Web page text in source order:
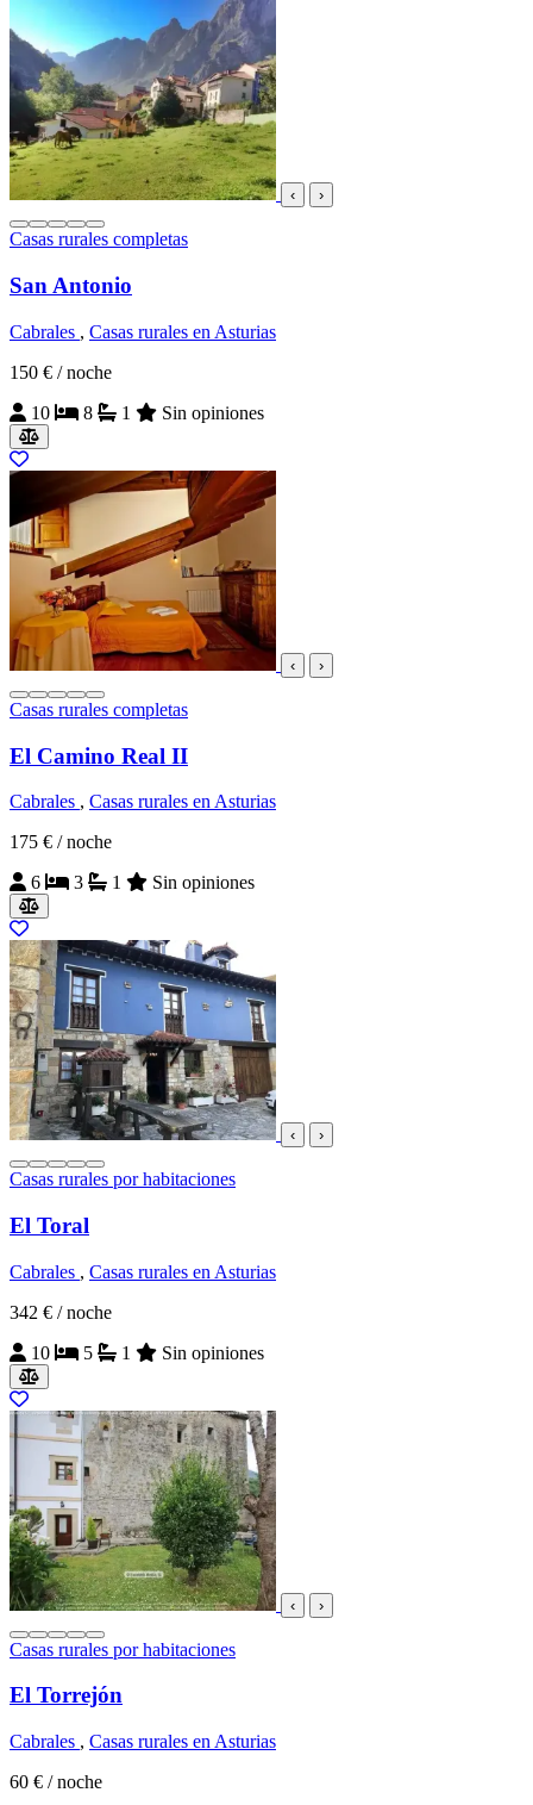
‹ ›
Casas rurales completas
San Antonio
Cabrales , Casas rurales en Asturias
150 € / noche
10
8 1 Sin opiniones
‹ ›
Casas rurales completas
El Camino Real II
Cabrales , Casas rurales en Asturias
175 € / noche
6
3 1 Sin opiniones
‹ ›
Casas rurales por habitaciones
El Toral
Cabrales , Casas rurales en Asturias
342 € / noche
10
5 1 Sin opiniones
‹ ›
Casas rurales por habitaciones
El Torrejón
Cabrales , Casas rurales en Asturias
60 € / noche